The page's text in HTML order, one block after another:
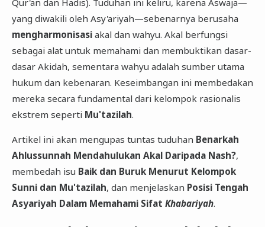
yang diwakili oleh Asy'ariyah—sebenarnya berusaha
mengharmonisasiakal dan wahyu. Akal berfungsi
sebagai alat untuk memahami dan membuktikan dasar-
dasar Akidah, sementara wahyu adalah sumber utama
hukum dan kebenaran. Keseimbangan ini membedakan
mereka secara fundamental dari kelompok rasionalis
ekstrem seperti Mu'tazilah.
​Artikel ini akan mengupas tuntas tuduhan Benarkah
Ahlussunnah Mendahulukan Akal Daripada Nash?,
membedah isu Baik dan Buruk Menurut Kelompok
Sunni dan Mu'tazilah, dan menjelaskan Posisi Tengah
Asyariyah Dalam Memahami Sifat Khabariyah.